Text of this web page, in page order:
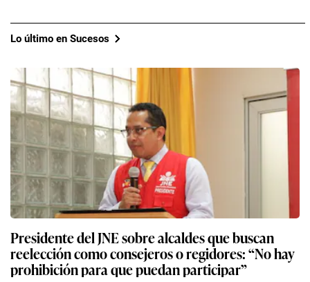
Lo último en Sucesos
Presidente del JNE sobre alcaldes que buscan
reelección como consejeros o regidores: “No hay
prohibición para que puedan participar”